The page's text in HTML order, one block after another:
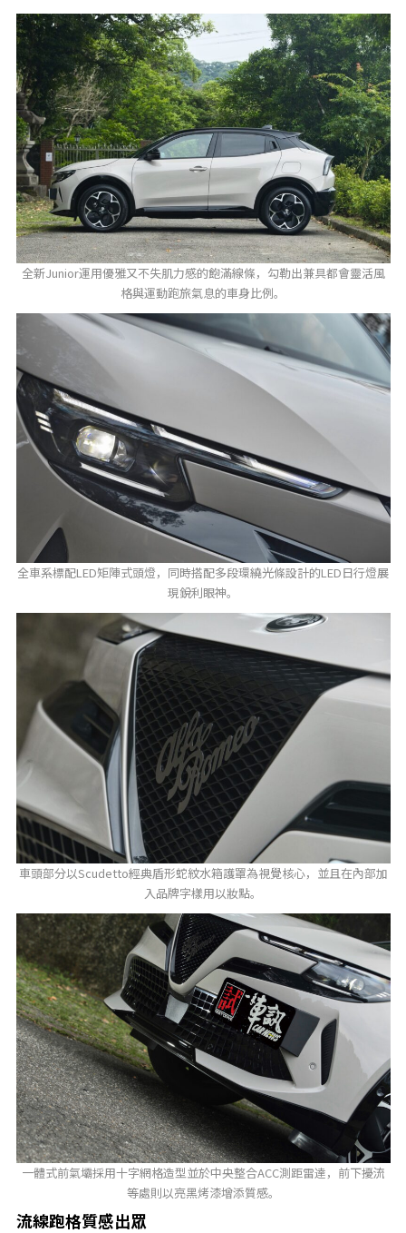
全新Junior運用優雅又不失肌力感的飽滿線條，勾勒出兼具都會靈活風
格與運動跑旅氣息的車身比例。
全車系標配LED矩陣式頭燈，同時搭配多段環繞光條設計的LED日行燈展
現銳利眼神。
車頭部分以Scudetto經典盾形蛇紋水箱護罩為視覺核心，並且在內部加
入品牌字樣用以妝點。
一體式前氣壩採用十字網格造型並於中央整合ACC測距雷達，前下擾流
等處則以亮黑烤漆增添質感。
流線跑格質感出眾